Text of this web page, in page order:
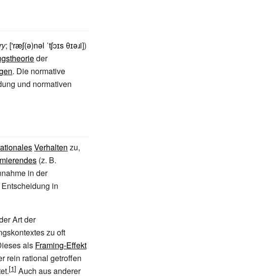
; ['ræʃ(ə)nəl ˈtʃɔɪs θɪəɹi])
der
. Die normative
und normativen
Verhalten zu,
(z. B.
in der
in
Art der
zu oft
als Framing-Effekt
rein rational getroffen
Auch aus anderer